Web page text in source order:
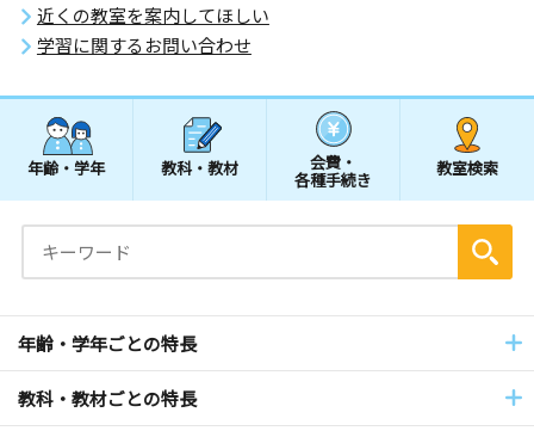
近くの教室を案内してほしい
学習に関するお問い合わせ
年齢・学年 教科・教材 会費・
各種手続き
教室検索
年齢・学年ごとの特長
教科・教材ごとの特長